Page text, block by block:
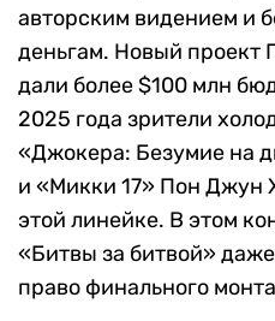
авторским видением и
деньгам. Новый проект
дали более $100 млн
2025 года зрители
«Джокера: Безумие на
и «Микки 17» Пон Джун
этой линейке. В этом
«Битвы за битвой»
право финального